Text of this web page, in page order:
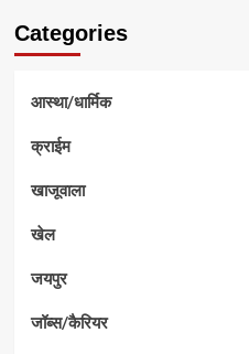
Categories
आस्था/धार्मिक
क्राईम
खाजूवाला
खेल
जयपुर
जॉब्स/कैरियर